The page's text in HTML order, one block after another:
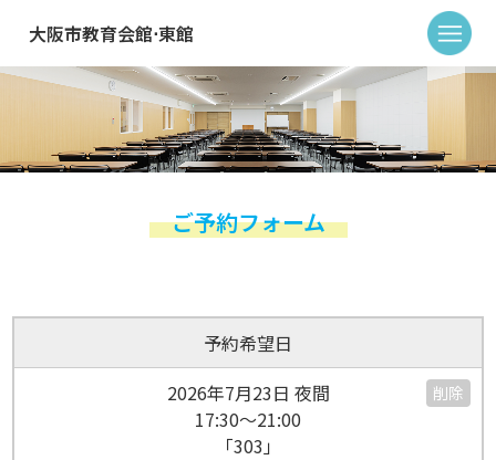
大阪市教育会館⋅東館
ご予約フォーム
予約希望日
2026年7月23日 夜間
17:30～21:00
「303」
削除